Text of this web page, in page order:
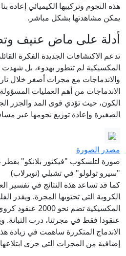
هذه النجوم وتركيبها الكيميائي إعادة
يمكن مشاهدتها بشكل مباشر.
أدلة على ماض عنيف
تدعم الاكتشافات الجديدة الفكرة
المكسيكية لم تتطور بهدوء، بل
والاندماجات مع مجرات أصغر خلال
الاندماجات من أهم العمليات
الكون، حيث تؤدي قوى المد والجزر
الصغيرة وإعادة توزيع نجومها عبر
مصدر الصورة
"سيرو تولولو" في تشيلي (نويرلاب)
كما قد تساعد هذه النتائج في تفسير
الكروية التي تحتويها المجرة. ويقدر
عنقودا فقط في مجرتنا، درب التبانة.
الاندماج المتكررة ساهمت في زيادة
إضافية من المجرات التي جرى